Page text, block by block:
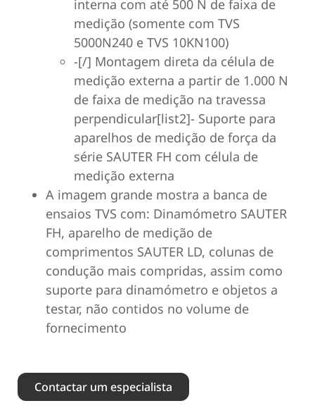
interna com até 500 N de faixa de
medição (somente com TVS
5000N240 e TVS 10KN100)
-[/] Montagem direta da célula de
medição externa a partir de 1.000 N
de faixa de medição na travessa
perpendicular[list2]- Suporte para
aparelhos de medição de força da
série SAUTER FH com célula de
medição externa
A imagem grande mostra a banca de
ensaios TVS com: Dinamómetro SAUTER
FH, aparelho de medição de
comprimentos SAUTER LD, colunas de
condução mais compridas, assim como
suporte para dinamómetro e objetos a
testar, não contidos no volume de
fornecimento
Contactar um especialista